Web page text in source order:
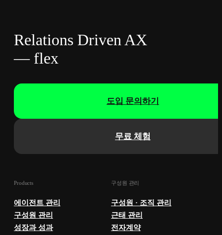
Relations Driven AX
— flex
무료 체험
도입 문의하기
Products
에이전트 관리
구성원 관리
성장과 성과
구성원 관리
구성원 · 조직 관리
근태 관리
전자계약